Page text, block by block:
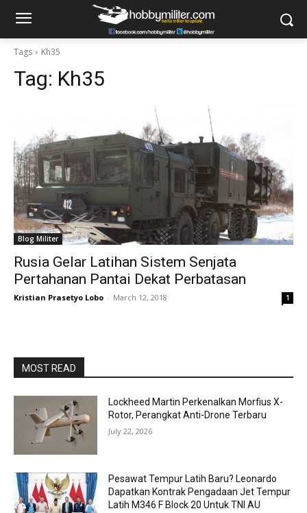
Tags Kh35
Tag: Kh35
Blog Militer
Rusia Gelar Latihan Sistem Senjata
Pertahanan Pantai Dekat Perbatasan
Kristian Prasetyo Lobo - March 12, 2018 1
MOST READ
Lockheed Martin Perkenalkan Morfius X-
Rotor, Perangkat Anti-Drone Terbaru
July 22, 2026
Pesawat Tempur Latih Baru? Leonardo
Dapatkan Kontrak Pengadaan Jet Tempur
Latih M346 F Block 20 Untuk TNI AU